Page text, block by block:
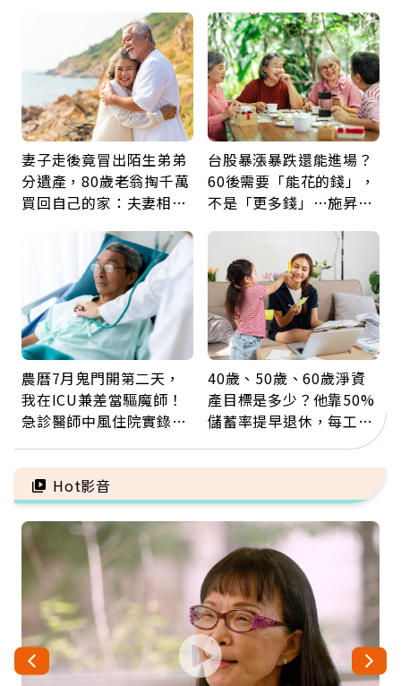
妻子走後竟冒出陌生弟弟
分遺產，80歲老翁掏千萬
買回自己的家：夫妻相守
台股暴漲暴跌還能進場？
60後需要「能花的錢」，
不是「更多錢」…施昇
農曆7月鬼門開第二天，
我在ICU兼差當驅魔師！
急診醫師中風住院實錄：
40歲、50歲、60歲淨資
產目標是多少？他靠50%
儲蓄率提早退休，每工作
Hot影音